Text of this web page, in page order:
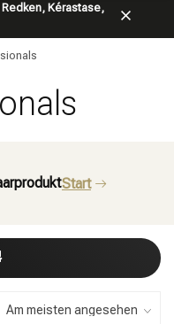
Kérastase,
Start